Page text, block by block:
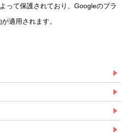
って保護されており、Googleのプラ
が適用されます。